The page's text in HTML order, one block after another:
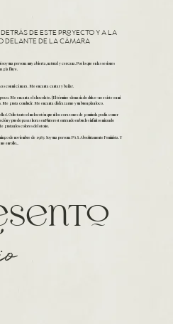
de ESTE PROYECTO Y A LA
DELANTE DE LA CÁMARA
una persona muy abierta, natural y cercana. Por lo que en las sesiones
fluye.
con mi cámara. Me encanta cantar y bailar.
Me encanta el chocolate. (El término «demasiado dulce» no existe en mi
Me gusta conducir. Me encanta disfrazarme y un buen plan loco.
ellas!. Odio tanto el melocotón que ni los corazones de gominola podía comer
y puedo pasar horas en Pinterest entrando en bucles infinitos mirando
gustan los colores del otoño.
de noviembre de 1987. Soy una persona PAS. Absolutamente Feminista. Y
me enrollo…